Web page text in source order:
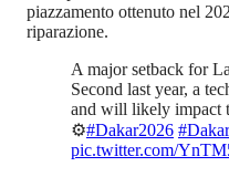
piazzamento ottenuto nel
riparazione.
A major setback for
Second last year, a
and will likely impact
⚙️#Dakar2026
pic.twitter.com/